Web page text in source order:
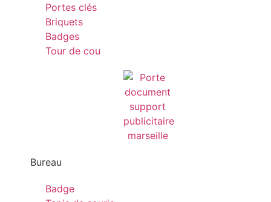
Portes clés
Briquets
Badges
Tour de cou
Bureau
Badge